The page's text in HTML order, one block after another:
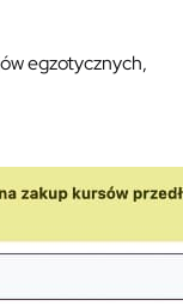
egzotycznych,